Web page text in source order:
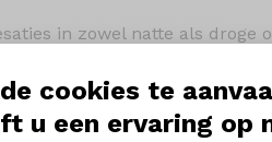
cookies te
u een ervaring op
in zowel natte als droge
een fitness fiets met
aan prestaties koppelen.